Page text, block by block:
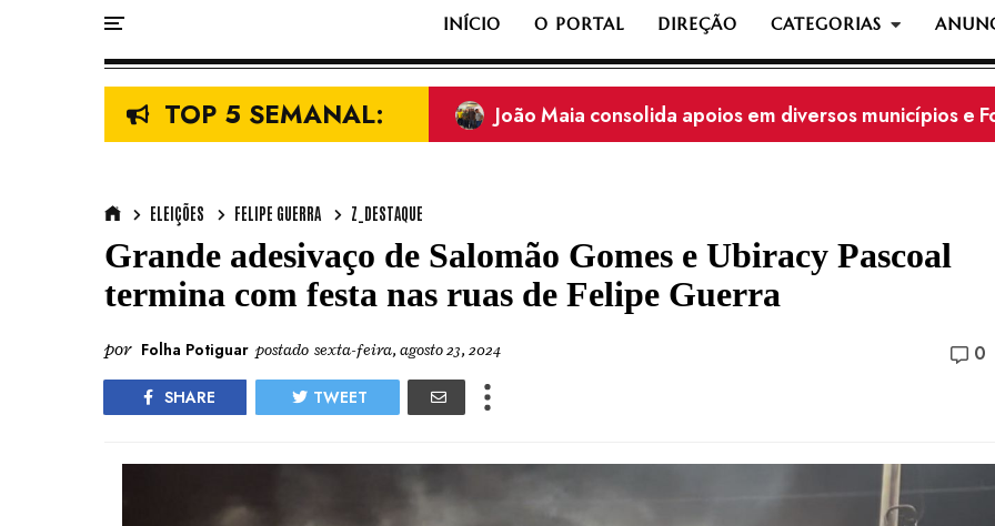
INÍCIO O PORTAL DIREÇÃO CATEGORIAS
TOP 5 SEMANAL: João Maia consolida apoios em diversos municípios e
ELEIÇÕES FELIPE GUERRA Z_DESTAQUE
Grande adesivaço de Salomão Gomes e Ubiracy Pascoal
termina com festa nas ruas de Felipe Guerra
por Folha Potiguar postado sexta-feira, agosto 23, 2024 0
SHARE TWEET